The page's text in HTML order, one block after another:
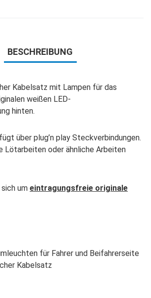
BESCHREIBUNG
Kabelsatz mit Lampen für das
weißen LED-
hinten.
über plug’n play Steckverbindungen.
Lötarbeiten oder ähnliche Arbeiten
um eintragungsfreie originale
für Fahrer und Beifahrerseite
Kabelsatz